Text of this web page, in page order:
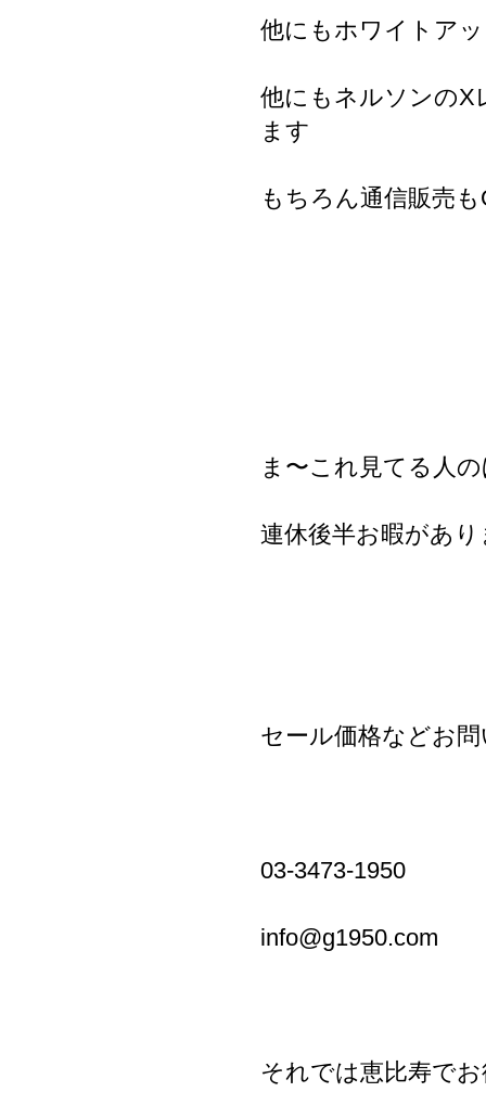
他にもホワイトア
他にもネルソンのX
ます
もちろん通信販売
ま〜これ見てる人
連休後半お暇があ
セール価格などお
03-3473-1950
info@g1950.com
それでは恵比寿で